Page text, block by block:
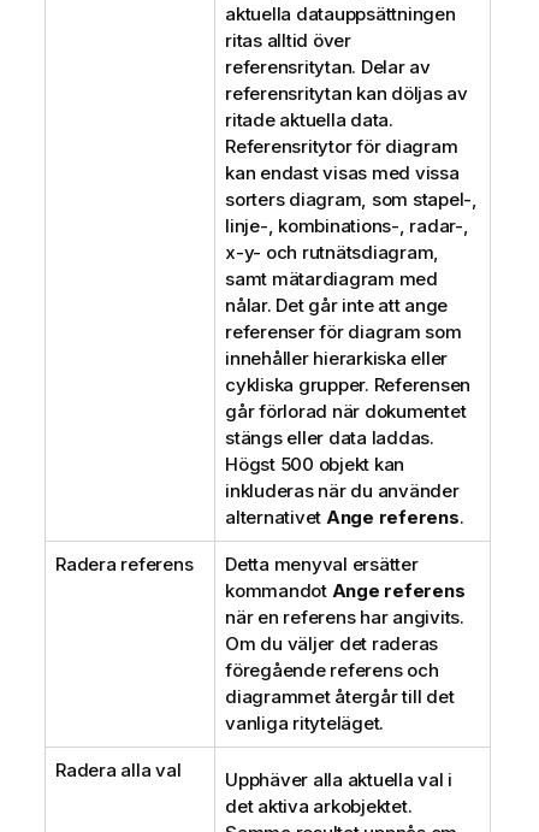
aktuella datauppsättningen
ritas alltid över
referensritytan. Delar av
referensritytan kan döljas av
ritade aktuella data.
Referensritytor för diagram
kan endast visas med vissa
sorters diagram, som stapel-,
linje-, kombinations-, radar-,
x-y- och rutnätsdiagram,
samt mätardiagram med
nålar. Det går inte att ange
referenser för diagram som
innehåller hierarkiska eller
cykliska grupper. Referensen
går förlorad när dokumentet
stängs eller data laddas.
Högst 500 objekt kan
inkluderas när du använder
alternativet Ange referens.
Radera referens
Detta menyval ersätter
kommandot Ange referens
när en referens har angivits.
Om du väljer det raderas
föregående referens och
diagrammet återgår till det
vanliga rityteläget.
Radera alla val
Upphäver alla aktuella val i
det aktiva arkobjektet.